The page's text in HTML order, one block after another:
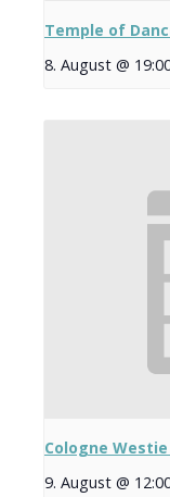
Temple of
8. August @
Cologne
9. August @